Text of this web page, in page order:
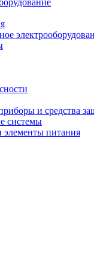
и средства
системы
элементы питания